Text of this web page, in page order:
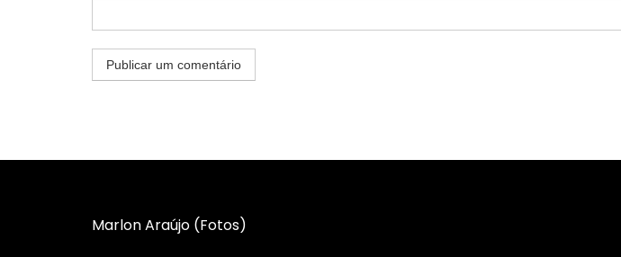
Marlon Araújo (Fotos)